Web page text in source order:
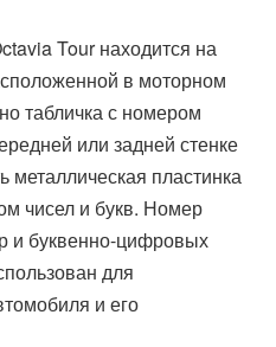
Tour находится на
в моторном
табличка с номером
или задней стенке
металлическая пластинка
чисел и букв. Номер
и буквенно-цифровых
для
и его